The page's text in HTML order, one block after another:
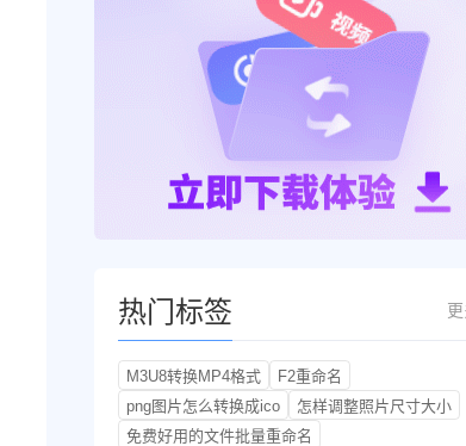
热门标签
M3U8转换MP4格式
F2重命名
png图片怎么转换成ico
怎样调整照片尺寸大小
免费好用的文件批量重命名